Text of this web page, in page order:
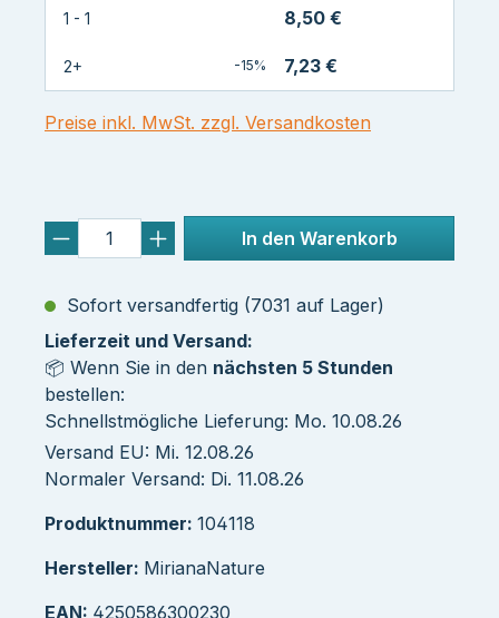
1 - 1 8,50 €
2+ -15% 7,23 €
Preise inkl. MwSt. zzgl. Versandkosten
In den Warenkorb
Sofort versandfertig (7031 auf Lager)
Lieferzeit und Versand:
📦 Wenn Sie in den nächsten 5 Stunden
bestellen:
Schnellstmögliche Lieferung: Mo. 10.08.26
Versand EU: Mi. 12.08.26
Normaler Versand: Di. 11.08.26
Produktnummer: 104118
Hersteller: MirianaNature
EAN: 4250586300230